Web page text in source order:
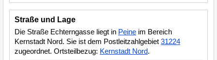
Straße und Lage
Die Straße Echterngasse liegt in Peine im Bereich
Kernstadt Nord. Sie ist dem Postleitzahlgebiet 31224
zugeordnet. Ortsteilbezug: Kernstadt Nord.